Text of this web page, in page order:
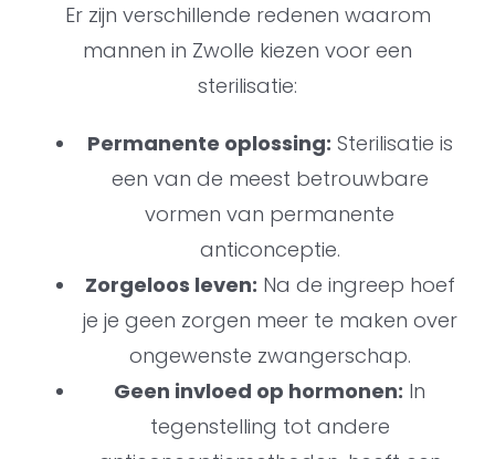
Er zijn verschillende redenen waarom
mannen in Zwolle kiezen voor een
sterilisatie:
Permanente oplossing: Sterilisatie is
een van de meest betrouwbare
vormen van permanente
anticonceptie.
Zorgeloos leven: Na de ingreep hoef
je je geen zorgen meer te maken over
ongewenste zwangerschap.
Geen invloed op hormonen: In
tegenstelling tot andere